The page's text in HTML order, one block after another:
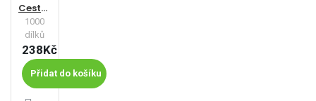
Cesta vlakem
1000
dílků
238Kč
Přidat do košíku